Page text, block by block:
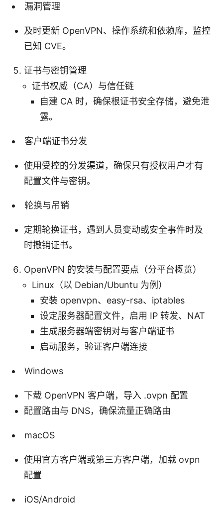
漏洞管理
及时更新 OpenVPN、操作系统和依赖库，监控
已知 CVE。
证书与密钥管理
证书权威（CA）与信任链
自建 CA 时，确保根证书安全存储，避免泄
露。
客户端证书分发
使用受控的分发渠道，确保只有授权用户才有
配置文件与密钥。
轮换与吊销
定期轮换证书，遇到人员变动或安全事件时及
时撤销证书。
OpenVPN 的安装与配置要点（分平台概览）
Linux（以 Debian/Ubuntu 为例）
安装 openvpn、easy-rsa、iptables
设定服务器配置文件，启用 IP 转发、NAT
生成服务器端密钥对与客户端证书
启动服务，验证客户端连接
Windows
下载 OpenVPN 客户端，导入 .ovpn 配置
配置路由与 DNS，确保流量正确路由
macOS
使用官方客户端或第三方客户端，加载 ovpn
配置
iOS/Android